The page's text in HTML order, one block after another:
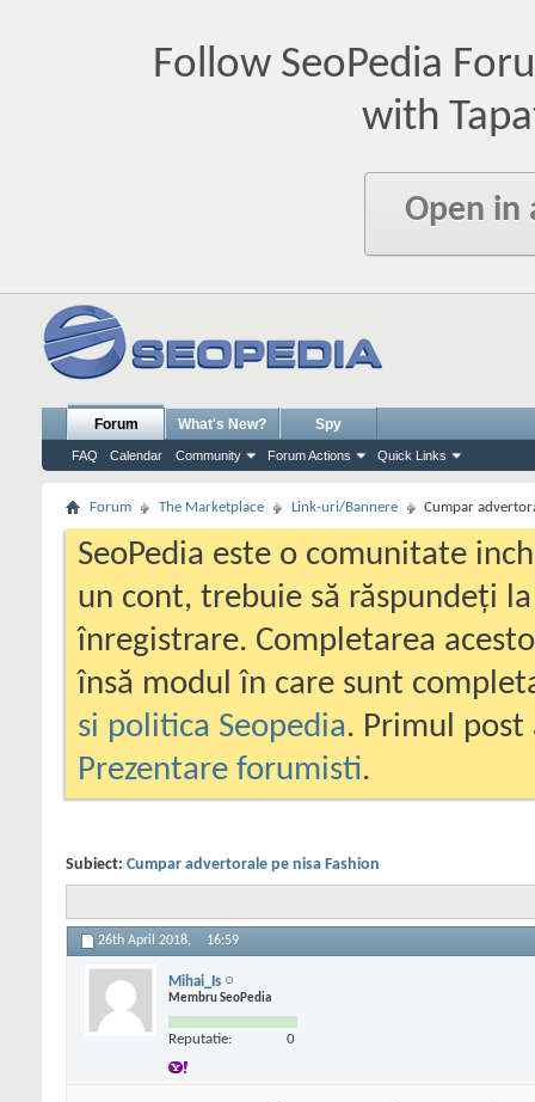
Follow SeoPedia
with
Open in
Forum
FAQ Calendar Community Forum Actions Quick Links
What's New? Spy
Forum The Marketplace Link-uri/Bannere Cumpar
SeoPedia este o comunitate
un cont, trebuie să răspundeți
înregistrare. Completarea
însă modul în care sunt
si politica Seopedia. Primul
Prezentare forumisti.
Subiect: Cumpar advertorale pe nisa Fashion
26th April 2018, 16:59
Mihai_Is
Membru SeoPedia
Reputatie: 0